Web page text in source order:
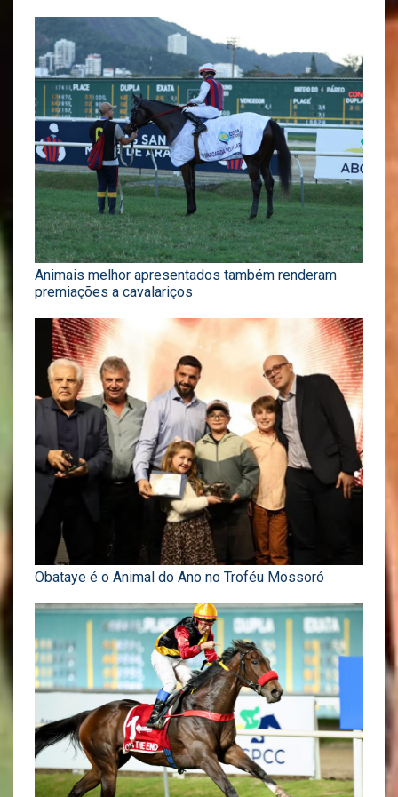
Animais melhor apresentados também renderam
premiações a cavalariços
Obataye é o Animal do Ano no Troféu Mossoró